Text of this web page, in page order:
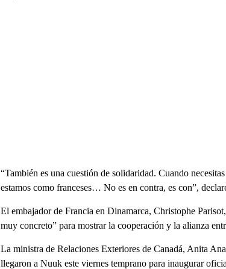
“También es una cuestión de solidaridad. Cuando
estamos como franceses… No es en contra, es con”,
El embajador de Francia en Dinamarca, Christophe
muy concreto” para mostrar la cooperación y la alianza
La ministra de Relaciones Exteriores de Canadá, Anita
llegaron a Nuuk este viernes temprano para inaugurar